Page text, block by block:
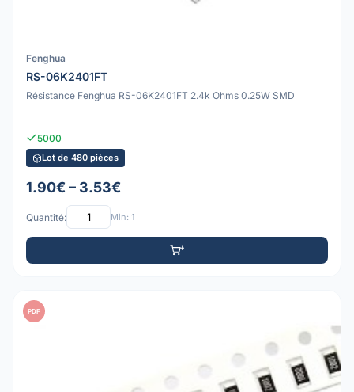
Fenghua
RS-06K2401FT
Résistance Fenghua RS-06K2401FT 2.4k Ohms 0.25W SMD
5000
Lot de 480 pièces
1.90€ – 3.53€
Quantité: Min: 1
PDF